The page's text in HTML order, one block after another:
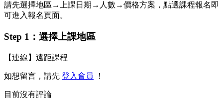
請先選擇地區→上課日期→人數→價格方案，點選課程報名即
可進入報名頁面。
Step 1：選擇上課地區
【連線】遠距課程
如想留言，請先 登入會員 ！
目前沒有評論